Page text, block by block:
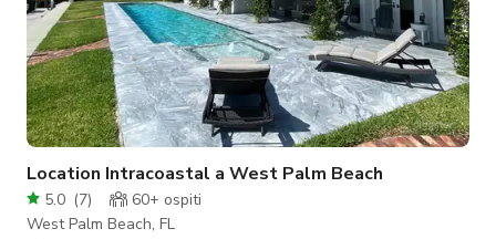
Location Intracoastal a West Palm Beach
5.0 (7) 60+ ospiti
West Palm Beach, FL